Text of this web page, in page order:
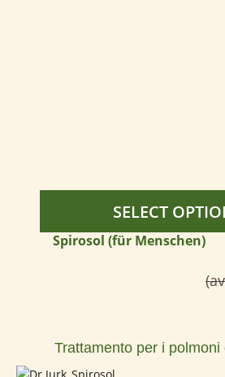
SELECT
Spirosol (für Menschen)
Trattamento per i polmoni